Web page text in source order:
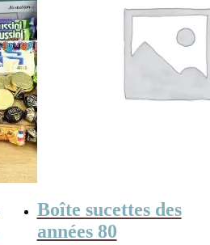
Boîte sucettes des
années 80